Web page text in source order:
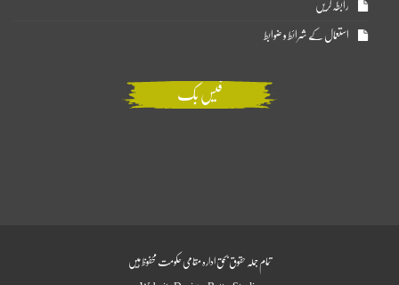
رابطہ کریں
استعمال کے شرائط و ضوابط
فیس بک
تمام جملہ حقوق بحق ادارہ مقامی حکومت محفوظ ہیں